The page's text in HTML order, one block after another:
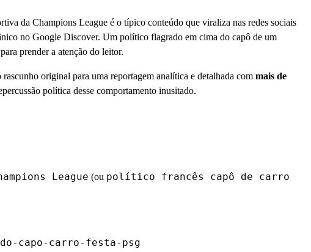
da Champions League é o típico conteúdo que viraliza nas redes sociais
no Google Discover. Um político flagrado em cima do capô de um
prender a atenção do leitor.
rascunho original para uma reportagem analítica e detalhada com mais de
política desse comportamento inusitado.
League (ou político francês capô de carro
capo-carro-festa-psg